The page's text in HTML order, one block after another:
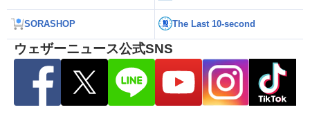
SORASHOP The Last 10-second
ウェザーニュース公式SNS